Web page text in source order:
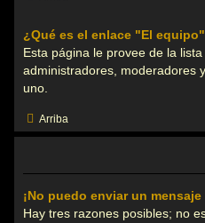
¿Qué es el enlace "El
Esta página le provee de la
administradores, moderadores
uno.
Arriba
¡No puedo enviar un
Hay tres razones posibles; no